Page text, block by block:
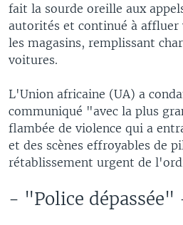
fait la sourde oreille aux
autorités et continué à affluer
les magasins, remplissant
voitures.
L'Union africaine (UA) a
communiqué "avec la plus
flambée de violence qui a
et des scènes effroyables de
rétablissement urgent de
- "Police dépassée"